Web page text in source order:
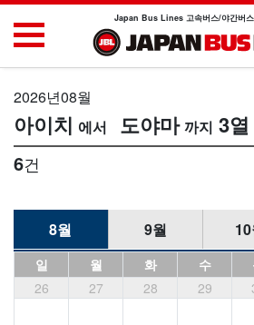
Japan Bus Lines 고속버스/야간버
2026년08월
아이치 도야마 3
6건
8월 9월
일 월 화 수
26
27 28 29